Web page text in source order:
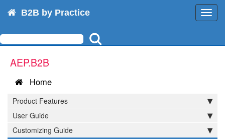
B2B by Practice
AEP.B2B
Home
Product Features
User Guide
Customizing Guide